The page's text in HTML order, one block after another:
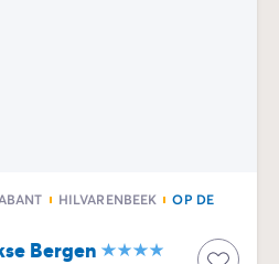
HILVARENBEEK
OP DE
Bergen